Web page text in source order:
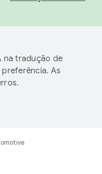
na tradução de
As